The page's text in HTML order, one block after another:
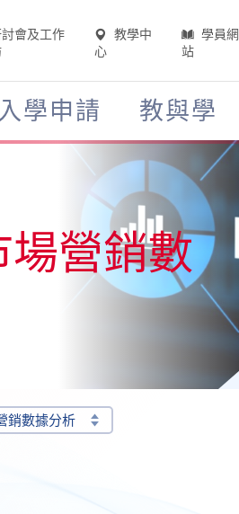
會及工作
教學中
心
學員網
站
入學申請 教與學
營銷數
銷數據分析